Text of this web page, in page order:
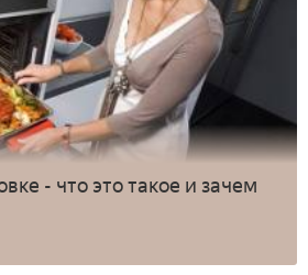
- что это такое и зачем